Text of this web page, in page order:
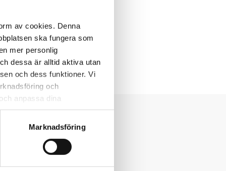
av cookies. Denna
ska fungera som
mer personlig
dessa är alltid aktiva utan
och dess funktioner. Vi
och
anpassa dina
och de tjänster
du alltid radera dem
Marknadsföring